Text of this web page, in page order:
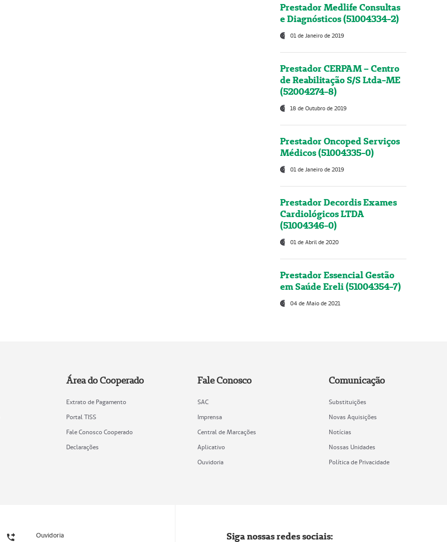
Prestador Medlife Consultas
e Diagnósticos (51004334-2)
01 de Janeiro de 2019
Prestador CERPAM – Centro
de Reabilitação S/S Ltda-ME
(52004274-8)
18 de Outubro de 2019
Prestador Oncoped Serviços
Médicos (51004335-0)
01 de Janeiro de 2019
Prestador Decordis Exames
Cardiológicos LTDA
(51004346-0)
01 de Abril de 2020
Prestador Essencial Gestão
em Saúde Ereli (51004354-7)
04 de Maio de 2021
Área do Cooperado
Extrato de Pagamento
Portal TISS
Fale Conosco Cooperado
Declarações
Fale Conosco
SAC
Imprensa
Central de Marcações
Aplicativo
Ouvidoria
Comunicação
Substituições
Novas Aquisições
Notícias
Nossas Unidades
Política de Privacidade
Ouvidoria Siga nossas redes sociais: